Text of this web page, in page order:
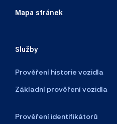
Mapa stránek
Služby
Prověření historie vozidla
Základní prověření vozidla
Prověření identifikátorů